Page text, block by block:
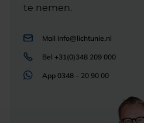
te nemen.
Mail info@lichtunie.nl
Bel +31(0)348 209 000
App 0348 – 20 90 00